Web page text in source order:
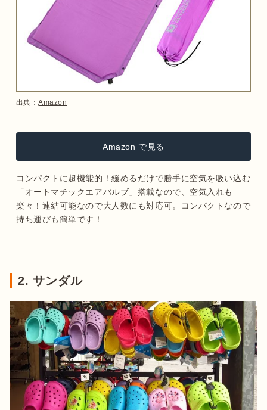
出典：Amazon
Amazon で見る
コンパクトに超機能的！緩めるだけで勝手に空気を吸い込む
「オートマチックエアバルブ」搭載なので、空気入れも
楽々！連結可能なので大人数にも対応可。コンパクトなので
持ち運びも簡単です！
2. サンダル